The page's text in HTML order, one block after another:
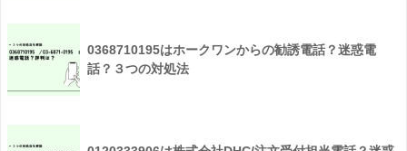
0368710195はホークワンからの勧誘電話？迷惑電
話？３つの対処法